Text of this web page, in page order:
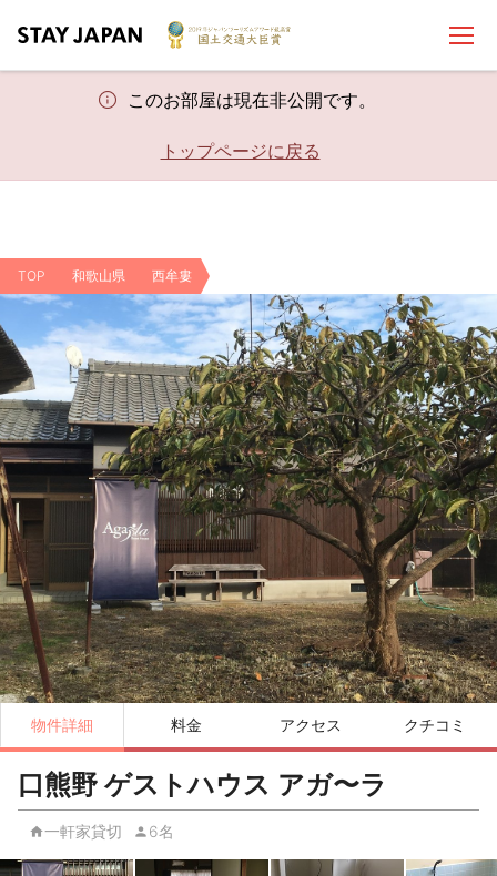
このお部屋は現在非公開です。
トップページに戻る
TOP 和歌山県 西牟婁
物件詳細 料金 アクセス クチコミ
口熊野 ゲストハウス アガ〜ラ
一軒家貸切 6名